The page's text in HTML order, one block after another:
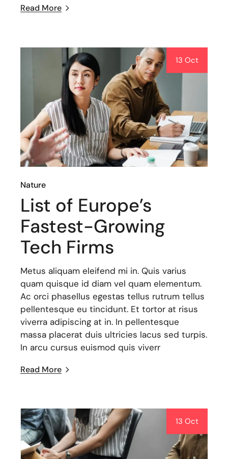
Read More
13 Oct
Nature
List of Europe’s
Fastest-Growing
Tech Firms
Metus aliquam eleifend mi in. Quis varius
quam quisque id diam vel quam elementum.
Ac orci phasellus egestas tellus rutrum tellus
pellentesque eu tincidunt. Et tortor at risus
viverra adipiscing at in. In pellentesque
massa placerat duis ultricies lacus sed turpis.
In arcu cursus euismod quis viverr
Read More
13 Oct